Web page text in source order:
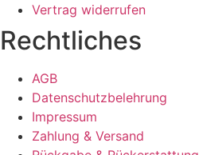
Vertrag widerrufen
Rechtliches
AGB
Datenschutzbelehrung
Impressum
Zahlung & Versand